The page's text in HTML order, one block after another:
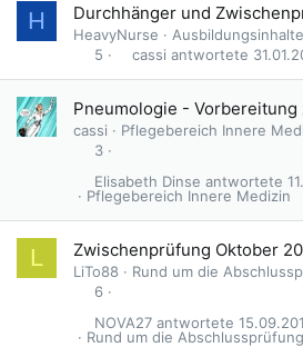
H Durchhänger und
HeavyNurse
Ausbildungsinhalte
5
cassi
Pneumologie -
cassi
Pflegebereich Innere
3
Pflegebereich Innere Medizin
Elisabeth Dinse
L Zwischenprüfung Oktober
LiTo88
Rund um die
6
Rund um die
NOVA27